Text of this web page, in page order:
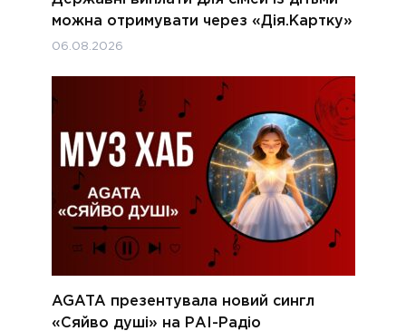
можна отримувати через «Дія.Картку»
06.08.2026
AGATA презентувала новий сингл
«Сяйво душі» на РАІ-Радіо